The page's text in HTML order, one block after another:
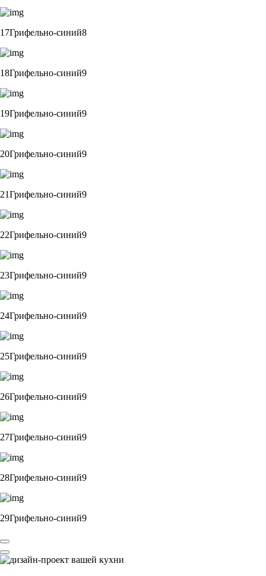
17Грифельно-синий8
18Грифельно-синий9
19Грифельно-синий9
20Грифельно-синий9
21Грифельно-синий9
22Грифельно-синий9
23Грифельно-синий9
24Грифельно-синий9
25Грифельно-синий9
26Грифельно-синий9
27Грифельно-синий9
28Грифельно-синий9
29Грифельно-синий9